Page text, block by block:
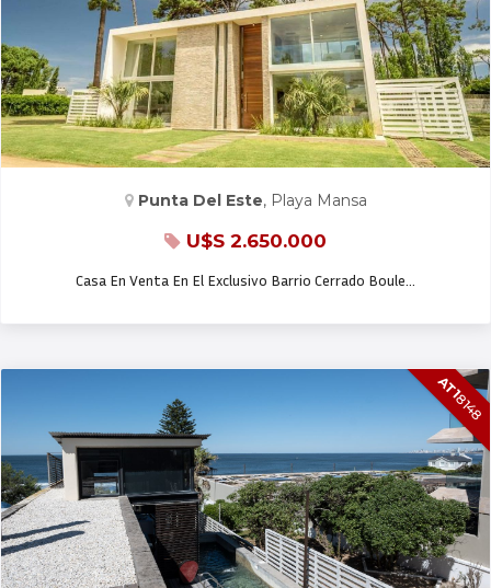
CASA EN VENTA
Punta Del Este, Playa Mansa
U$S 2.650.000
Casa En Venta En El Exclusivo Barrio Cerrado Boule…
AT1
8148